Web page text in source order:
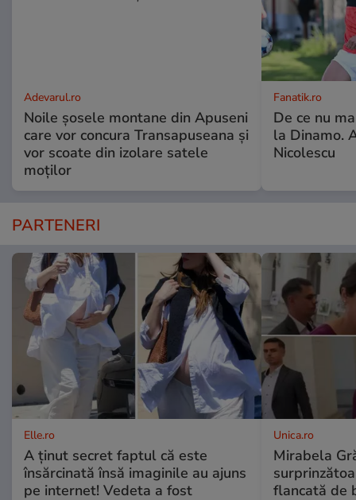
Adevarul.ro
Noile șosele montane din Apuseni
care vor concura Transapuseana și
vor scoate din izolare satele
moților
Fanatik.ro
De ce nu
la Dinamo.
Nicolescu
PARTENERI
Elle.ro
A ținut secret faptul că este
însărcinată însă imaginile au ajuns
pe internet! Vedeta a fost
Unica.ro
Mirabela
flancată de